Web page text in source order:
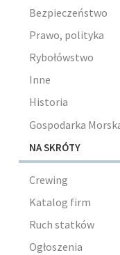
Bezpieczeństwo
Prawo, polityka
Rybołówstwo
Inne
Historia
Gospodarka
NA SKRÓTY
Crewing
Katalog firm
Ruch statków
Ogłoszenia